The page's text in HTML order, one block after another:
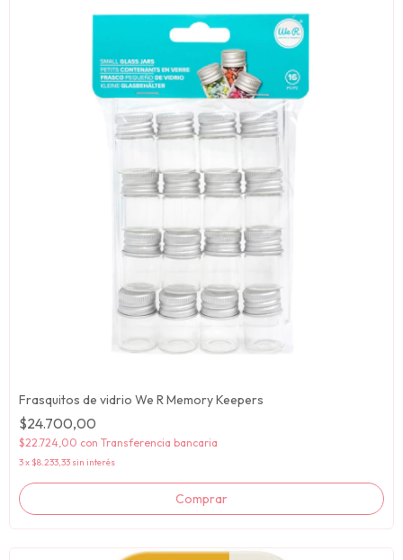
Frasquitos de vidrio We R Memory Keepers
$24.700,00
$22.724,00 con Transferencia bancaria
3x $8.233,33 sin interés